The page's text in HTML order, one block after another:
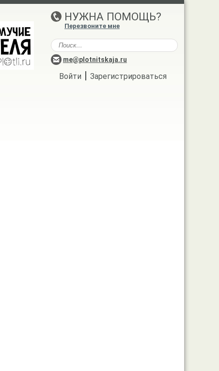
НУЖНА ПОМОЩЬ?
Перезвоните мне
me@plotnitskaja.ru
Войти | Зарегистрироваться